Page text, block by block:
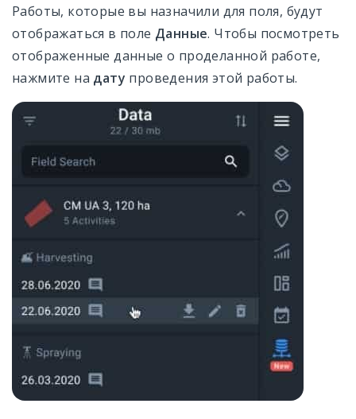
Работы, которые вы назначили для поля, будут
отображаться в поле Данные. Чтобы посмотреть
отображенные данные о проделанной работе,
нажмите на дату проведения этой работы.